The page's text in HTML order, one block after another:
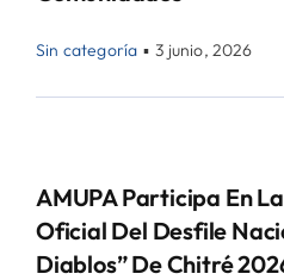
Sin categoría ▪ 3 junio, 2026
AMUPA Participa En
Oficial Del Desfile
Diablos” De Chitré